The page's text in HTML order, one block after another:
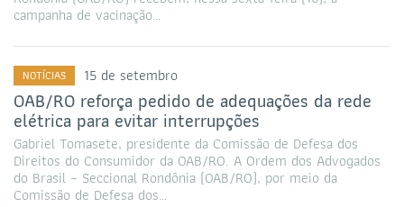
campanha de vacinação…
NOTÍCIAS 15 de setembro
OAB/RO reforça pedido de adequações da rede
elétrica para evitar interrupções
Gabriel Tomasete, presidente da Comissão de Defesa dos
Direitos do Consumidor da OAB/RO. A Ordem dos Advogados
do Brasil – Seccional Rondônia (OAB/RO), por meio da
Comissão de Defesa dos…